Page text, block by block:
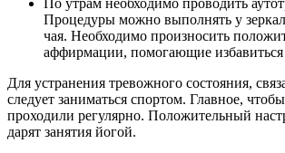
Процедуры можно выполнять у
чая. Необходимо произносить
аффирмации, помогающие избавиться
Для устранения тревожного состояния,
следует заниматься спортом. Главное,
проходили регулярно. Положительный
дарят занятия йогой.